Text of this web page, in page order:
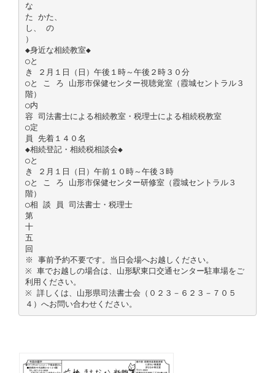
な
た かた、
し、 の
）
◆身近な相続教室◆
○と
き ２月１日（日）午後１時～午後２時３０分
○と こ ろ 山形市保健センター視聴覚室（霞城セントラル３
階）
○内
容 司法書士による相続教室・税理士による相続税教室
○定
員 先着１４０名
◆相続登記・相続税相談会◆
○と
き ２月１日（日）午前１０時～午後３時
○と こ ろ 山形市保健センター研修室（霞城セントラル３
階）
○相 談 員 司法書士・税理士
第
十
五
回
※ 事前予約不要です。当日会場へお越しください。
※ 車でお越しの場合は、山形駅東口交通センター駐車場をご
利用ください。
※ 詳しくは、山形県司法書士会（０２３－６２３－７０５